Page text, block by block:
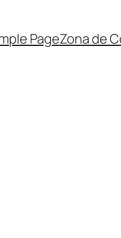
PageZona de